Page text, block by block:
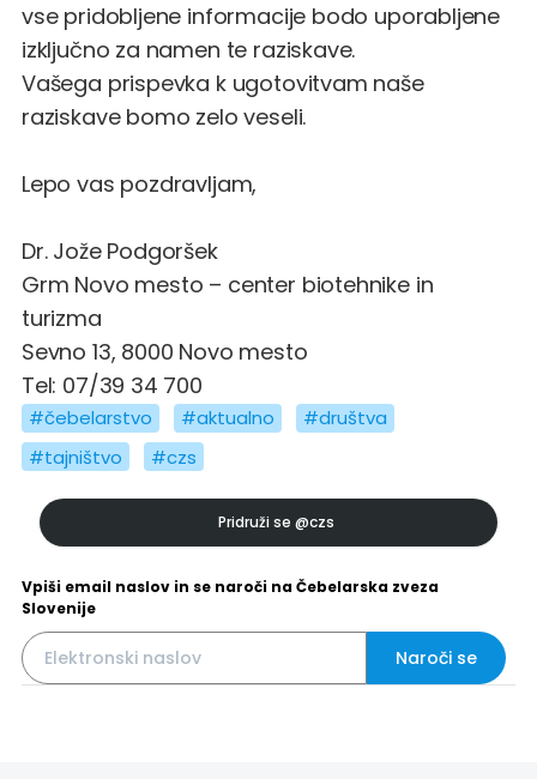
vse pridobljene informacije bodo uporabljene
izključno za namen te raziskave.
Vašega prispevka k ugotovitvam naše
raziskave bomo zelo veseli.
Lepo vas pozdravljam,
Dr. Jože Podgoršek
Grm Novo mesto – center biotehnike in
turizma
Sevno 13, 8000 Novo mesto
Tel: 07/39 34 700
#čebelarstvo #aktualno
#društva
#tajništvo
#czs
Pridruži se @czs
Vpiši email naslov in se naroči na Čebelarska zveza
Slovenije
Naroči se